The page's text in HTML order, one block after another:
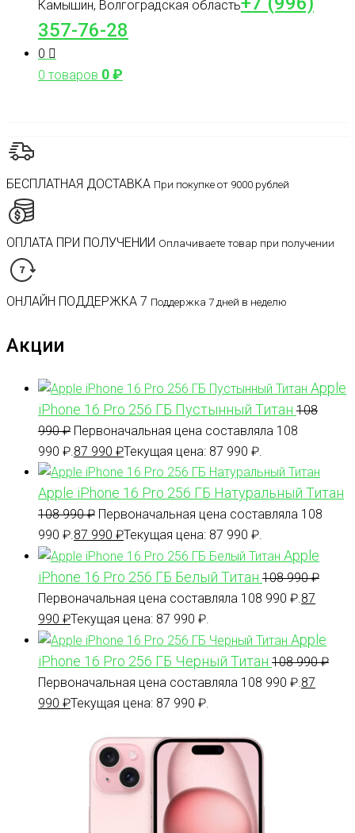
Камышин, Волгоградская область
357-76-28
0
0 товаров 0₽
БЕСПЛАТНАЯ ДОСТАВКА При покупке от 9000 рублей
ОПЛАТА ПРИ ПОЛУЧЕНИИ Оплачиваете товар при получении
ОНЛАЙН ПОДДЕРЖКА 7 Поддержка 7 дней в неделю
Акции
Apple
iPhone 16 Pro 256 ГБ Пустынный Титан 108
990₽ Первоначальная цена составляла 108
990 ₽. 87 990 ₽Текущая цена: 87 990 ₽.
Apple iPhone 16 Pro 256 ГБ Натуральный Титан
108 990₽ Первоначальная цена составляла 108
990 ₽. 87 990 ₽Текущая цена: 87 990 ₽.
Apple
iPhone 16 Pro 256 ГБ Белый Титан 108 990₽
Первоначальная цена составляла 108 990 ₽. 87
990 ₽Текущая цена: 87 990 ₽.
Apple
iPhone 16 Pro 256 ГБ Черный Титан 108 990₽
Первоначальная цена составляла 108 990 ₽. 87
990 ₽Текущая цена: 87 990 ₽.